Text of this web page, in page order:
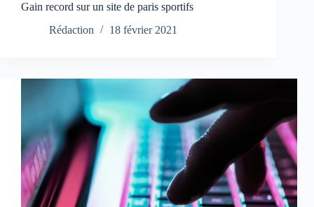
Gain record sur un site de paris sportifs
Rédaction
18 février 2021